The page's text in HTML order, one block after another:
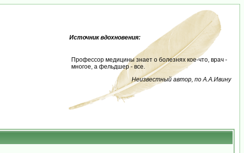
Источник вдохновения:
Профессор медицины знает о болезнях кое-что, врач -
многое, а фельдшер - все.
Неизвестный автор, по А.А.Ивину